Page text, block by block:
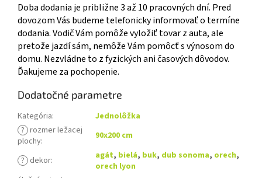
Doba dodania je približne 3 až 10 pracovných dní. Pred
dovozom Vás budeme telefonicky informovať o termíne
dodania. Vodič Vám pomôže vyložiť tovar z auta, ale
pretože jazdí sám, nemôže Vám pomôcť s výnosom do
domu. Nezvládne to z fyzických ani časových dôvodov.
Ďakujeme za pochopenie.
Dodatočné parametre
Kategória:
Jednolôžka
? rozmer ležacej
plochy: 90x200 cm
? dekor: agát, bielá, buk, dub sonoma, orech,
orech lyon